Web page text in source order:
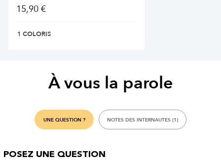
15,90 €
1 COLORIS
À vous la parole
UNE QUESTION ? NOTES DES INTERNAUTES (1)
POSEZ UNE QUESTION